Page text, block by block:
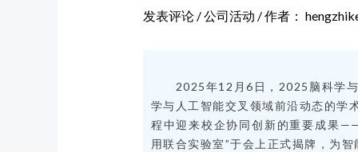
发表评论 /公司活动 / 作者：
2025年12月6日，2025脑科学
学与人工智能交叉领域前沿动态的学
程中迎来校企协同创新的重要成果
用联合实验室”于会上正式揭牌，为